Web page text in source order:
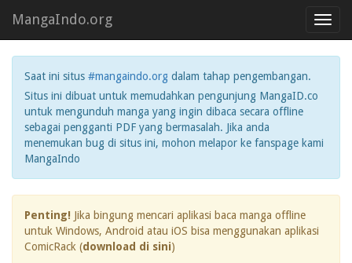
MangaIndo.org
Saat ini situs #mangaindo.org dalam tahap pengembangan.
Situs ini dibuat untuk memudahkan pengunjung MangaID.co
untuk mengunduh manga yang ingin dibaca secara offline
sebagai pengganti PDF yang bermasalah. Jika anda
menemukan bug di situs ini, mohon melapor ke fanspage kami
MangaIndo
Penting! Jika bingung mencari aplikasi baca manga offline
untuk Windows, Android atau iOS bisa menggunakan aplikasi
ComicRack (download di sini)